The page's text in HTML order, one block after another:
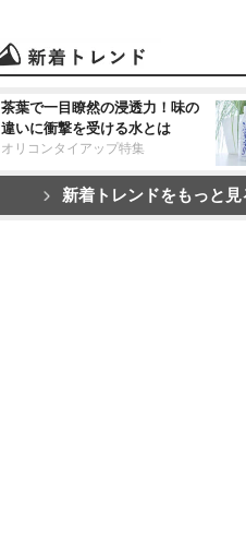
茶葉で一目瞭然の浸透力！味の
違いに衝撃を受ける水とは
オリコンタイアップ特集
新着トレンドをもっと見